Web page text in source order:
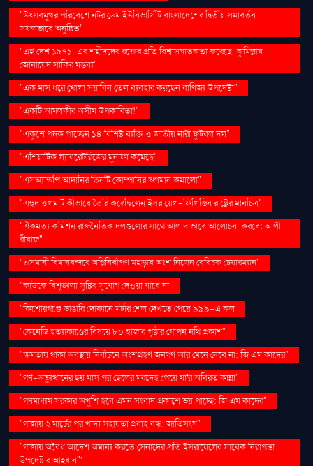
"উৎসবমুখর পরিবেশে নটর ডেম ইউনিভার্সিটি বাংলাদেশের দ্বিতীয় সমাবর্তন
সফলভাবে অনুষ্ঠিত"
"এই দেশ ১৯৭১-এর শহীদদের রক্তের প্রতি বিশ্বাসঘাতকতা করেছে: কুমিল্লায়
জোনায়েদ সাকির মন্তব্য"
"এক মাস ধরে খোলা সয়াবিন তেল ব্যবহার করছেন বাণিজ্য উপদেষ্টা"
"একটি আমলকীর অসীম উপকারিতা!"
"একুশে পদক পাচ্ছেন ১৪ বিশিষ্ট ব্যক্তি ও জাতীয় নারী ফুটবল দল"
"এশিয়াটিক ল্যাবরেটরিজের মুনাফা কমেছে"
"এসঅ্যান্ডপি আদানির তিনটি কোম্পানির ঋণমান কমালো"
"এহুদ ওলমার্ট কীভাবে তৈরি করেছিলেন ইসরায়েল-ফিলিস্তিন রাষ্ট্রের মানচিত্র"
"ঐকমত্য কমিশন রাজনৈতিক দলগুলোর সাথে আলাদাভাবে আলোচনা করবে: আলী
রীয়াজ"
"ওসমানী বিমানবন্দরে অগ্নিনির্বাপণ মহড়ায় অংশ নিলেন বেবিচক চেয়ারম্যান"
"কাউকে বিশৃঙ্খলা সৃষ্টির সুযোগ দেওয়া যাবে না
"কিশোরগঞ্জে ভাঙারি দোকানে মর্টার শেল দেখতে পেয়ে ৯৯৯-এ কল
"কেনেডি হত্যাকাণ্ডের বিষয়ে ৮০ হাজার পৃষ্ঠার গোপন নথি প্রকাশ"
"ক্ষমতায় থাকা অবস্থায় নির্বাচনে অংশগ্রহণ জনগণ আর মেনে নেবে না: জি এম কাদের"
"গণ–অভ্যুত্থানের ছয় মাস পর ছেলের মরদেহ পেয়ে মা'র অবিরত কান্না"
"গণমাধ্যম সরকার অখুশি হবে এমন সংবাদ প্রকাশে ভয় পাচ্ছে: জি এম কাদের"
"গাজায় ২ মার্চের পর খাদ্য সহায়তা প্রবাহ বন্ধ: জাতিসংঘ"
"গাজায় অবৈধ আদেশ অমান্য করতে সেনাদের প্রতি ইসরায়েলের সাবেক নিরাপত্তা
উপদেষ্টার আহ্বান"'